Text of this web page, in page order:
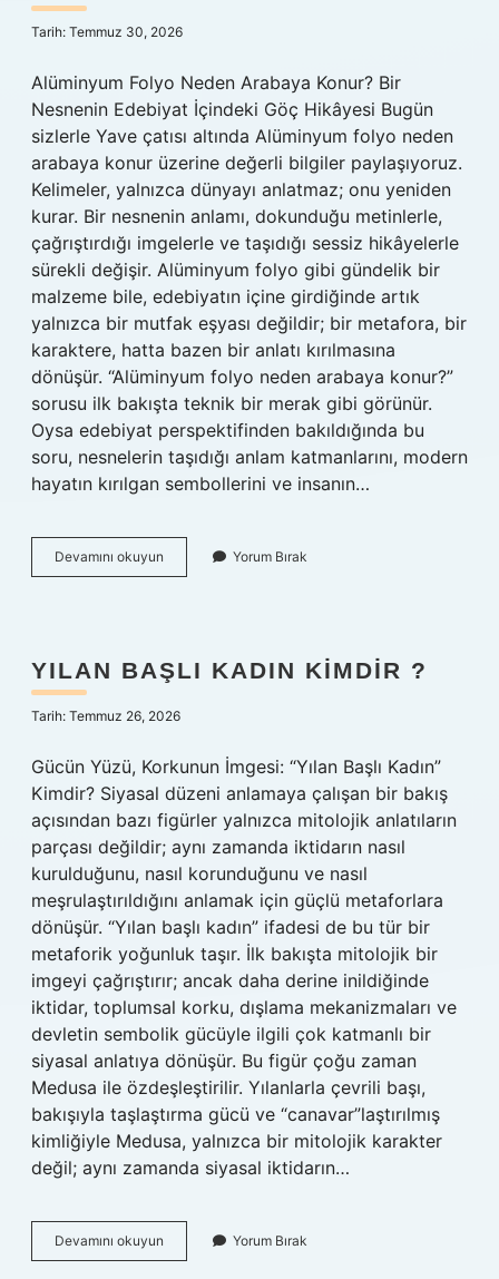
Tarih: Temmuz 30, 2026
Alüminyum Folyo Neden Arabaya Konur? Bir
Nesnenin Edebiyat İçindeki Göç Hikâyesi Bugün
sizlerle Yave çatısı altında Alüminyum folyo neden
arabaya konur üzerine değerli bilgiler paylaşıyoruz.
Kelimeler, yalnızca dünyayı anlatmaz; onu yeniden
kurar. Bir nesnenin anlamı, dokunduğu metinlerle,
çağrıştırdığı imgelerle ve taşıdığı sessiz hikâyelerle
sürekli değişir. Alüminyum folyo gibi gündelik bir
malzeme bile, edebiyatın içine girdiğinde artık
yalnızca bir mutfak eşyası değildir; bir metafora, bir
karaktere, hatta bazen bir anlatı kırılmasına
dönüşür. “Alüminyum folyo neden arabaya konur?”
sorusu ilk bakışta teknik bir merak gibi görünür.
Oysa edebiyat perspektifinden bakıldığında bu
soru, nesnelerin taşıdığı anlam katmanlarını, modern
hayatın kırılgan sembollerini ve insanın…
Devamını okuyun Alüminyum
folyo
Yorum Bırak
YILAN BAŞLI KADIN KIMDIR ?
Tarih: Temmuz 26, 2026
Gücün Yüzü, Korkunun İmgesi: “Yılan Başlı Kadın”
Kimdir? Siyasal düzeni anlamaya çalışan bir bakış
açısından bazı figürler yalnızca mitolojik anlatıların
parçası değildir; aynı zamanda iktidarın nasıl
kurulduğunu, nasıl korunduğunu ve nasıl
meşrulaştırıldığını anlamak için güçlü metaforlara
dönüşür. “Yılan başlı kadın” ifadesi de bu tür bir
metaforik yoğunluk taşır. İlk bakışta mitolojik bir
imgeyi çağrıştırır; ancak daha derine inildiğinde
iktidar, toplumsal korku, dışlama mekanizmaları ve
devletin sembolik gücüyle ilgili çok katmanlı bir
siyasal anlatıya dönüşür. Bu figür çoğu zaman
Medusa ile özdeşleştirilir. Yılanlarla çevrili başı,
bakışıyla taşlaştırma gücü ve “canavar”laştırılmış
kimliğiyle Medusa, yalnızca bir mitolojik karakter
değil; aynı zamanda siyasal iktidarın…
Devamını okuyun
Başlı
Yorum Bırak